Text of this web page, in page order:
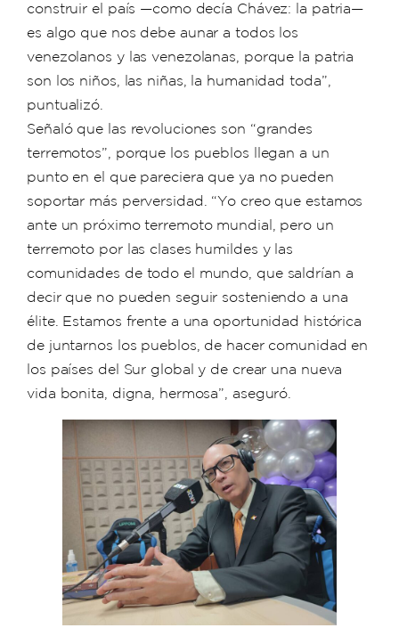
construir el país —como decía Chávez: la patria—
es algo que nos debe aunar a todos los
venezolanos y las venezolanas, porque la patria
son los niños, las niñas, la humanidad toda”,
puntualizó.
Señaló que las revoluciones son “grandes
terremotos”, porque los pueblos llegan a un
punto en el que pareciera que ya no pueden
soportar más perversidad. “Yo creo que estamos
ante un próximo terremoto mundial, pero un
terremoto por las clases humildes y las
comunidades de todo el mundo, que saldrían a
decir que no pueden seguir sosteniendo a una
élite. Estamos frente a una oportunidad histórica
de juntarnos los pueblos, de hacer comunidad en
los países del Sur global y de crear una nueva
vida bonita, digna, hermosa”, aseguró.